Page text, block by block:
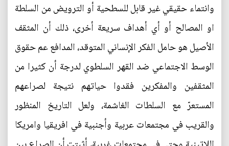
وانتماء حقيقي غير قابل للسطحية أو الترويض من السلطة
او المصالح أو أي أهداف سريعة أخرى، ذلك أن المثقف
الأصيل هو حامل الفكر الإنساني المتوقد، المدافع عم حقوق
الوسط الاجتماعي ضد القهر السلطوي لدرجة أن كثيرا من
المثقفين والمفكرين فقدوا حياتهم نتيجة لصراعهم
المستعرّ مع السلطات الغاشمة، ولعل التاريخ المنظور
والقريب في مجتمعات عربية وأجنبية في افريقيا وامريكا